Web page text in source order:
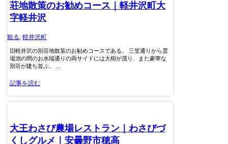
荘地散策のお勧めコース｜軽井沢町大
字軽井沢
観る, 軽井沢町
旧軽井沢の別荘地散策のお勧めコースである。 三笠通りから雲
場池の間のお水端通りの両サイドには大樹が茂り、また豪華な
別荘が建ち並ぶ。 ...
記事を読む
大王わさび農場レストラン｜わさびづ
くしグルメ｜安曇野市穂高